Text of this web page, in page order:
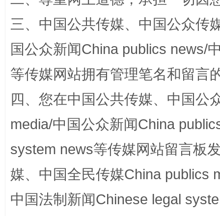
国家大学科技园优化重塑工作
三、中国公共传媒、中国公众传
国公众新闻China publics news/
等传媒网站拥有管理笔名和留言
四、您在中国公共传媒、中国公
media/中国公众新闻China
system news等传媒网站留言板
媒、中国全民传媒China publics
中国法制新闻Chinese legal